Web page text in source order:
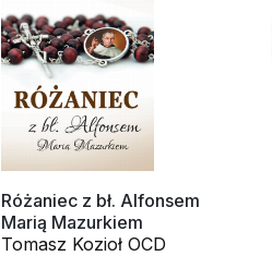
Różaniec z bł. Alfonsem
Marią Mazurkiem
Tomasz Kozioł OCD